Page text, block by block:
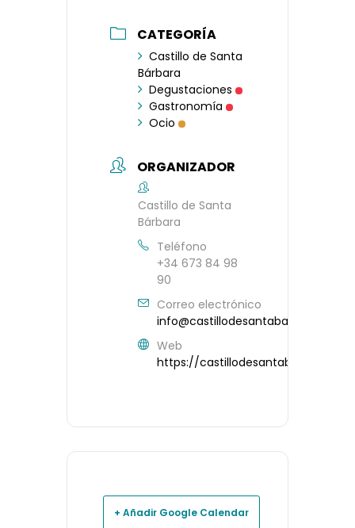
CATEGORÍA
Castillo de Santa
Bárbara
Degustaciones
Gastronomía
Ocio
ORGANIZADOR
Castillo de Santa
Bárbara
Teléfono
+34 673 84 98
90
Correo electrónico
info@castillodesantabarbara.com
Web
https://
+ Añadir Google Calendar